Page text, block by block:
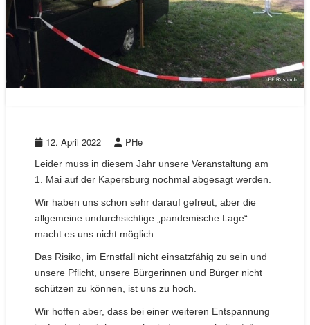
12. April 2022 PHe
Leider muss in diesem Jahr unsere Veranstaltung am
1. Mai auf der Kapersburg nochmal abgesagt werden.
Wir haben uns schon sehr darauf gefreut, aber die
allgemeine undurchsichtige „pandemische Lage“
macht es uns nicht möglich.
Das Risiko, im Ernstfall nicht einsatzfähig zu sein und
unsere Pflicht, unsere Bürgerinnen und Bürger nicht
schützen zu können, ist uns zu hoch.
Wir hoffen aber, dass bei einer weiteren Entspannung